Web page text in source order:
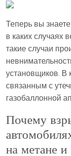
Теперь вы
в каких случаях
такие случаи
установщиков. В
связанным с
газобаллонной
Почему
на метане